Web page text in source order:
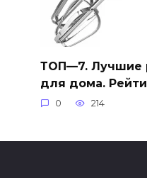
ТОП—7. Лучшие
для дома.
0 214